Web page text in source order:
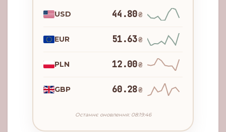
USD 44.80₴
EUR 51.63₴
PLN 12.00₴
GBP 60.28₴
Останнє оновлення: 08:19:46